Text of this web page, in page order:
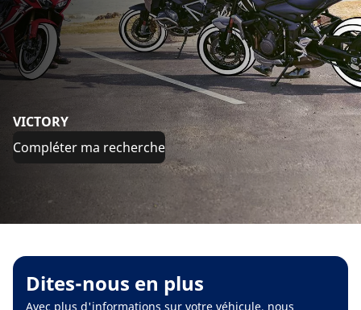
VICTORY
Compléter ma recherche
Dites-nous en plus
Avec plus d'informations sur votre véhicule, nous